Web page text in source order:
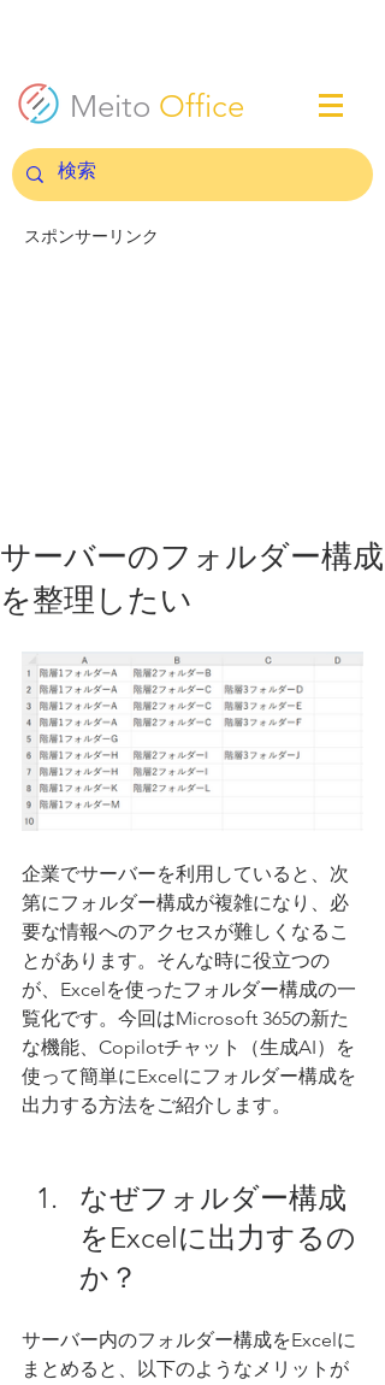
Meito Office
スポンサーリンク
サーバーのフォルダー構成
を整理したい
企業でサーバーを利用していると、次
第にフォルダー構成が複雑になり、必
要な情報へのアクセスが難しくなるこ
とがあります。そんな時に役立つの
が、Excelを使ったフォルダー構成の一
覧化です。今回はMicrosoft 365の新た
な機能、Copilotチャット（生成AI）を
使って簡単にExcelにフォルダー構成を
出力する方法をご紹介します。
なぜフォルダー構成
をExcelに出力するの
か？
サーバー内のフォルダー構成をExcelに
まとめると、以下のようなメリットが